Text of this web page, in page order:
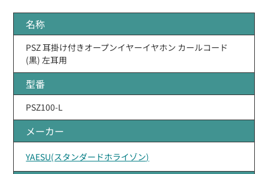
名称
PSZ 耳掛け付きオープンイヤーイヤホン カールコード
(黒) 左耳用
型番
PSZ100-L
メーカー
YAESU(スタンダードホライゾン)